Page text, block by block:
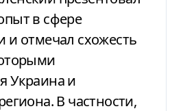
в сфере
и отмечал схожесть
Украина и
В частности,